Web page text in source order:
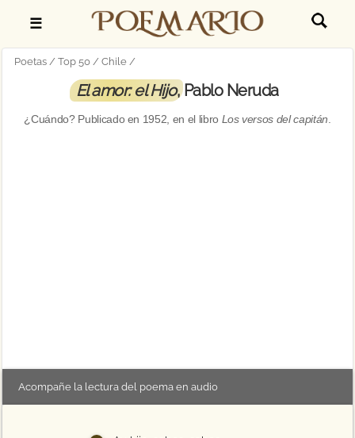
☰
Poetas Top 50 Chile
El amor: el Hijo, Pablo Neruda
¿Cuándo? Publicado en 1952 , en el libro Los versos del capitán
Acompañe la lectura del poema en audio